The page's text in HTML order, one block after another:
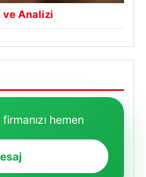
ve Analizi
hemen